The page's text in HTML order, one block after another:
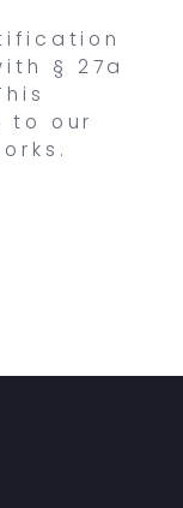
§ 27a
to our